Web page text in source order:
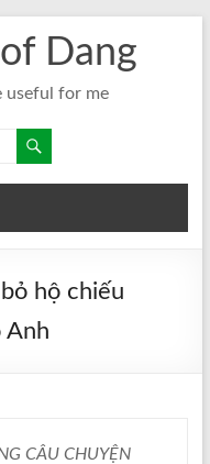
Dang
useful for me
hộ chiếu
Anh
CÂU CHUYỆN